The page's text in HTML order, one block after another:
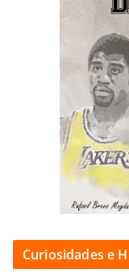
Curiosidades e